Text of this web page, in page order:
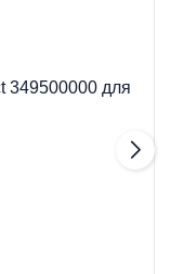
349500000 для